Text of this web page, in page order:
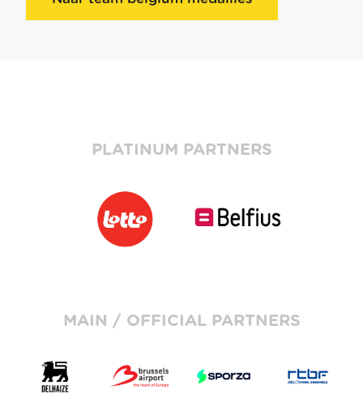
PLATINUM PARTNERS
MAIN / OFFICIAL PARTNERS